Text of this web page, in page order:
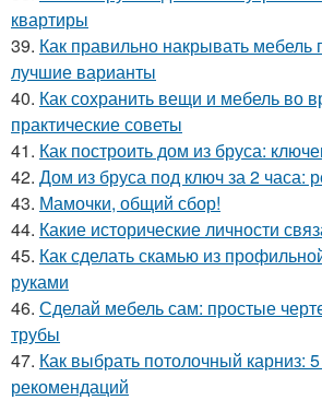
квартиры
39. Как правильно накрывать мебель
лучшие варианты
40. Как сохранить вещи и мебель во
практические советы
41. Как построить дом из бруса:
42. Дом из бруса под ключ за 2 часа:
43. Мамочки, общий сбор!
44. Какие исторические личности
45. Как сделать скамью из
руками
46. Сделай мебель сам: простые
трубы
47. Как выбрать потолочный карниз:
рекомендаций